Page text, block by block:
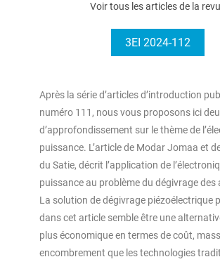
Voir tous les articles de la
3EI 2024-112
Après la série d’articles d’introduction
numéro 111, nous vous proposons ici
d’approfondissement sur le thème de
puissance. L’article de Modar Jomaa et
du Satie, décrit l’application de
puissance au problème du dégivrage des
La solution de dégivrage piézoélectrique
dans cet article semble être une
plus économique en termes de coût,
encombrement que les technologies